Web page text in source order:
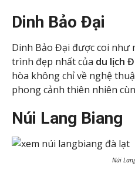
Dinh Bảo Đại
Dinh Bảo Đại được coi
trình đẹp nhất của du lịch
hòa không chỉ về nghệ
phong cảnh thiên nhiên
Núi Lang Biang
Núi